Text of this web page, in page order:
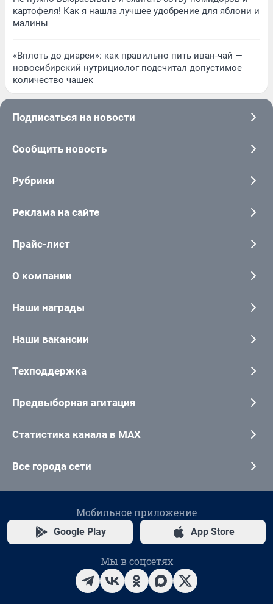
картофеля! Как я нашла лучшее удобрение для яблони и
малины
«Вплоть до диареи»: как правильно пить иван-чай —
новосибирский нутрициолог подсчитал допустимое
количество чашек
Подписаться на новости
Сообщить новость
Рубрики
Реклама на сайте
Прайс-лист
О компании
Наши награды
Наши вакансии
Техподдержка
Предвыборная агитация
Статистика канала в MAX
Все города сети
Мобильное приложение
Google Play App Store
Мы в соцсетях